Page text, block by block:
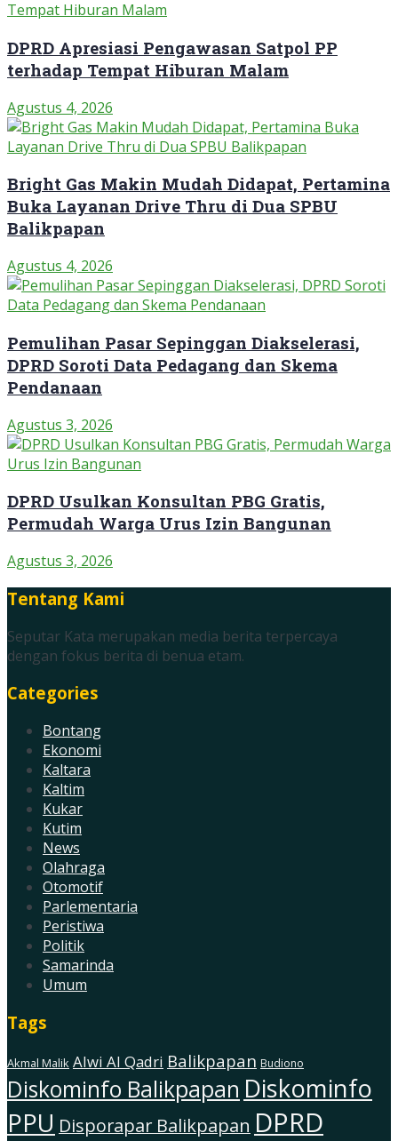
DPRD Apresiasi Pengawasan Satpol PP
terhadap Tempat Hiburan Malam
Agustus 4, 2026
Bright Gas Makin Mudah Didapat, Pertamina
Buka Layanan Drive Thru di Dua SPBU
Balikpapan
Agustus 4, 2026
Pemulihan Pasar Sepinggan Diakselerasi,
DPRD Soroti Data Pedagang dan Skema
Pendanaan
Agustus 3, 2026
DPRD Usulkan Konsultan PBG Gratis,
Permudah Warga Urus Izin Bangunan
Agustus 3, 2026
Tentang Kami
Seputar Kata merupakan media berita terpercaya
dengan fokus berita di benua etam.
Categories
Bontang
Ekonomi
Kaltara
Kaltim
Kukar
Kutim
News
Olahraga
Otomotif
Parlementaria
Peristiwa
Politik
Samarinda
Umum
Tags
Akmal Malik Alwi Al Qadri Balikpapan Budiono
Diskominfo Balikpapan Diskominfo
PPU Disporapar Balikpapan DPRD